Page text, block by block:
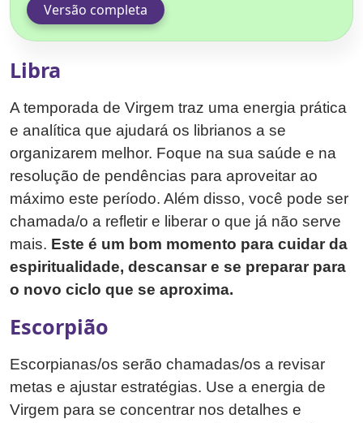
Versão completa
Libra
A temporada de Virgem traz uma energia prática
e analítica que ajudará os librianos a se
organizarem melhor. Foque na sua saúde e na
resolução de pendências para aproveitar ao
máximo este período. Além disso, você pode ser
chamada/o a refletir e liberar o que já não serve
mais. Este é um bom momento para cuidar da
espiritualidade, descansar e se preparar para
o novo ciclo que se aproxima.
Escorpião
Escorpianas/os serão chamadas/os a revisar
metas e ajustar estratégias. Use a energia de
Virgem para se concentrar nos detalhes e